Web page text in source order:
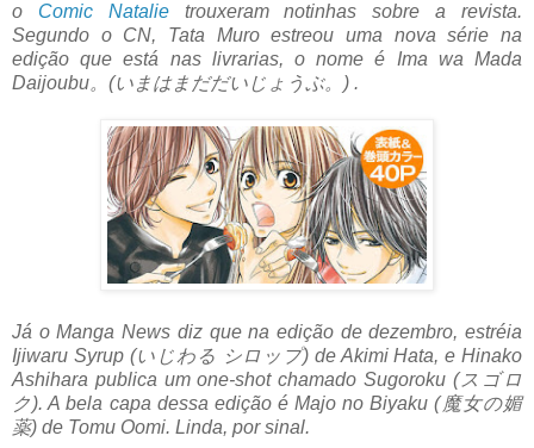
o Comic Natalietrouxeram notinhas sobre a revista.
Segundo o CN, Tata Muro estreou uma nova série na
edição que está nas livrarias, o nome é Ima wa Mada
Daijoubu。(いまはまだだいじょうぶ。) .
Já o Manga News diz que na edição de dezembro, estréia
Ijiwaru Syrup (いじわる シロップ) de Akimi Hata, e Hinako
Ashihara publica um one-shot chamado Sugoroku (スゴロ
ク). A bela capa dessa edição é Majo no Biyaku (魔女の媚
薬) de Tomu Oomi. Linda, por sinal.